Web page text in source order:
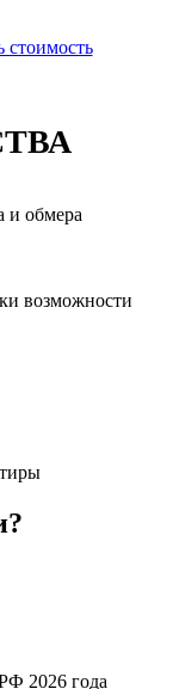
стоимость
и обмера
возможности
2026 года